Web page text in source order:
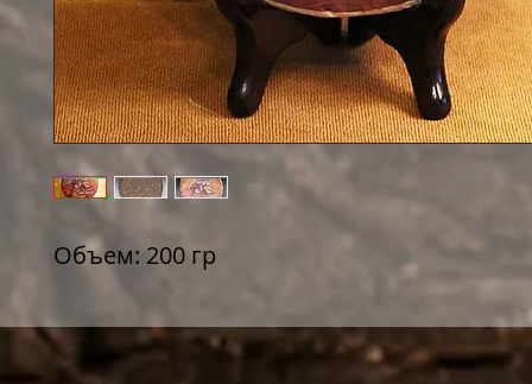
Объем: 200 гр